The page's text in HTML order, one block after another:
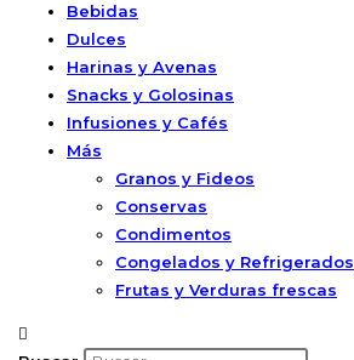
Bebidas
Dulces
Harinas y Avenas
Snacks y Golosinas
Infusiones y Cafés
Más
Granos y Fideos
Conservas
Condimentos
Congelados y Refrigerados
Frutas y Verduras frescas